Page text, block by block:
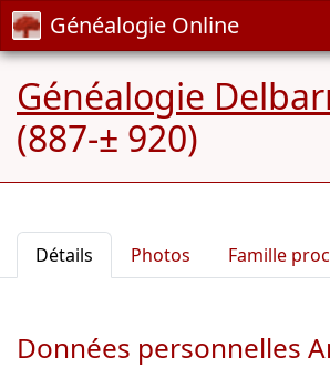
Généalogie Online
Généalogie
(887-± 920)
Détails Photos Famille
Données personnelles